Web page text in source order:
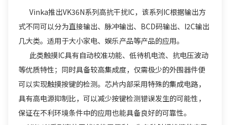
Vinka推出VK36N系列高抗干扰IC，该系列IC根据输出方
式不同可以分为直接输出、脉冲输出、BCD码输出、I2C输出
几大类。适用于大小家电、娱乐产品等产品的应用。
此类触摸IC具有自动校准功能、低待机电流、抗电压波动
等优质特性；同时具备较高集成度，仅需极少的外围器件便
可以实现触摸按键的检测。芯片内部采用特殊的集成电路，
具有高电源抑制比，可以减少按键检测错误发生的可能性，
保证在不利环境条件中的应用也能具备良好的可靠性。